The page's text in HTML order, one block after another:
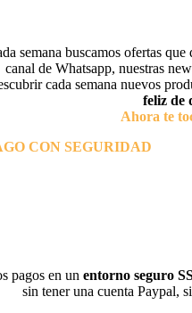
semana buscamos ofertas
canal de Whatsapp, nuestras
cada semana nuevos
feliz de
Ahora te
CON SEGURIDAD
pagos en un entorno seguro
sin tener una cuenta Paypal,